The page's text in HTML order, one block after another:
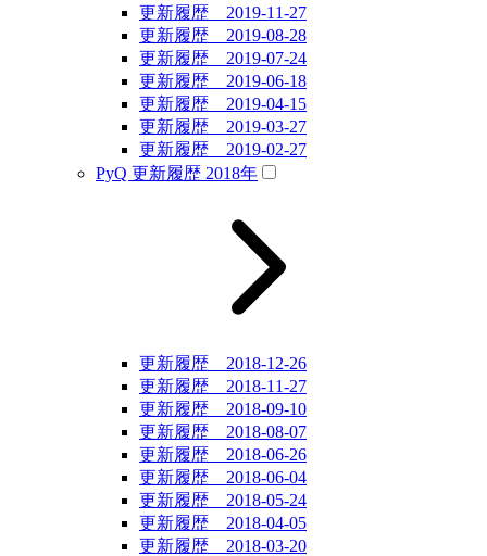
更新履歴 2019-11-27
更新履歴 2019-08-28
更新履歴 2019-07-24
更新履歴 2019-06-18
更新履歴 2019-04-15
更新履歴 2019-03-27
更新履歴 2019-02-27
PyQ 更新履歴 2018年
更新履歴 2018-12-26
更新履歴 2018-11-27
更新履歴 2018-09-10
更新履歴 2018-08-07
更新履歴 2018-06-26
更新履歴 2018-06-04
更新履歴 2018-05-24
更新履歴 2018-04-05
更新履歴 2018-03-20